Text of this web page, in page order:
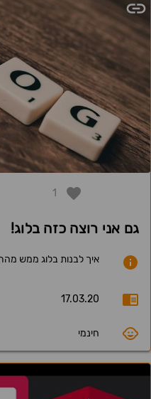
1
גם אני רוצה כזה בלוג!
איך לבנות בלוג ממש מהר
17.03.20
חינמי